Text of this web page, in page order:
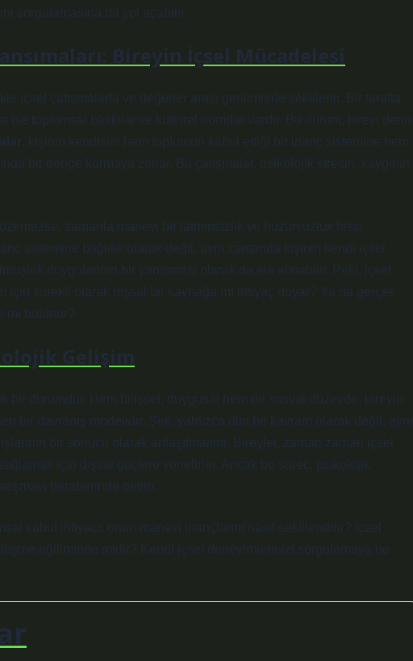
sorgulamasına da yol açabilir.
Bireyin İçsel Mücadelesi
içsel çatışmalarla ve değerler arası gerilimlerle şekillenir. Bir tarafta
ise toplumsal baskılar ve kültürel normlar vardır. Bu durum, bireyi derin
, kişinin kendisini hem toplumun kabul ettiği bir inanç sistemine hem
bir denge kurmaya zorlar. Bu çatışmalar, psikolojik stresin, kaygının
zamanla manevi bir tatminsizlik ve huzursuzluk hissi
sistemine bağlılık olarak değil, aynı zamanda kişinin kendi içsel
duygularının bir yansıması olarak da ele alınabilir. Peki, içsel
için sürekli olarak dışsal bir kaynağa mı ihtiyaç duyar? Ya da gerçek
mi bulunur?
Gelişim
bir durumdur. Hem bilişsel, duygusal hem de sosyal düzeyde, bireyin
bir davranış modelidir. Şirk, yalnızca dini bir kavram olarak değil, aynı
bir sonucu olarak anlaşılmalıdır. Bireyler, zaman zaman içsel
için dışsal güçlere yönelirler. Ancak bu süreç, psikolojik
beraberinde getirir.
kabul ihtiyacı, onun manevi inançlarını nasıl şekillendirir? İçsel
eğiliminde midir? Kendi içsel deneyimlerinizi sorgulamaya ne